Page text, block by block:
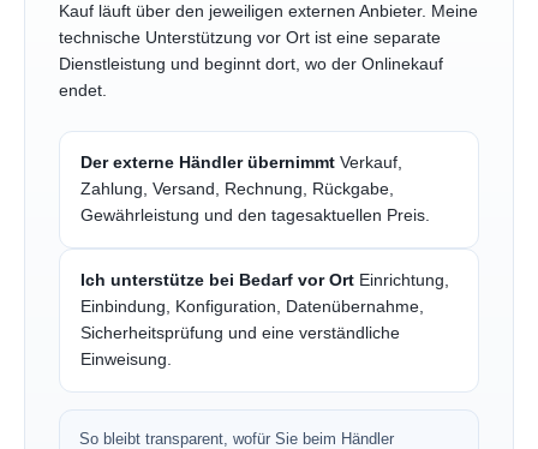
Kauf läuft über den jeweiligen externen Anbieter. Meine
technische Unterstützung vor Ort ist eine separate
Dienstleistung und beginnt dort, wo der Onlinekauf
endet.
Der externe Händler übernimmt Verkauf,
Zahlung, Versand, Rechnung, Rückgabe,
Gewährleistung und den tagesaktuellen Preis.
Ich unterstütze bei Bedarf vor Ort Einrichtung,
Einbindung, Konfiguration, Datenübernahme,
Sicherheitsprüfung und eine verständliche
Einweisung.
So bleibt transparent, wofür Sie beim Händler